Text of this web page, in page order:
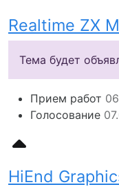
Realtime ZX
Тема будет
Прием работ
Голосование
HiEnd